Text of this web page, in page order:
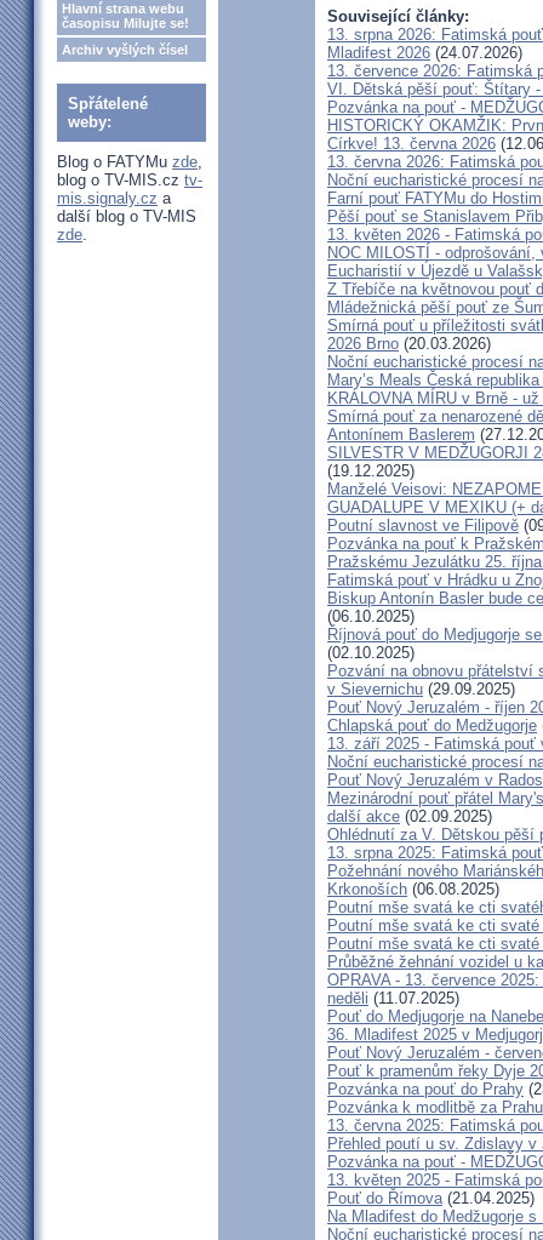
Hlavní strana webu
časopisu Milujte se!
Archiv vyšlých čísel
Spřátelené
weby:
Blog o FATYMu zde,
blog o TV-MIS.cz tv-
mis.signaly.cz a
další blog o TV-MIS
zde.
Související články:
13. srpna 2026: Fatimská
Mladifest 2026 (24.07.2026)
13. července 2026: Fatimská
VI. Dětská pěší pouť: Štítary
Pozvánka na pouť -
HISTORICKÝ OKAMŽIK:
Církve! 13. června 2026
13. června 2026: Fatimská
Noční eucharistické procesí
Farní pouť FATYMu do
Pěší pouť se Stanislavem
13. květen 2026 - Fatimská
NOC MILOSTÍ -
Eucharistií v Újezdě u
Z Třebíče na květnovou pouť
Mládežnická pěší pouť ze
Smírná pouť u příležitosti
2026 Brno (20.03.2026)
Noční eucharistické procesí
Mary’s Meals Česká
KRÁLOVNA MÍRU v Brně -
Smírná pouť za nenarozené
Antonínem Baslerem
SILVESTR V MEDŽUGORJI
(19.12.2025)
Manželé Veisovi:
GUADALUPE V MEXIKU (+
Poutní slavnost ve Filipově
Pozvánka na pouť k
Pražskému Jezulátku 25.
Fatimská pouť v Hrádku u
Biskup Antonín Basler bude
(06.10.2025)
Říjnová pouť do Medjugorje
(02.10.2025)
Pozvání na obnovu přátelství
v Sievernichu (29.09.2025)
Pouť Nový Jeruzalém - říjen
Chlapská pouť do Medžugorje
13. září 2025 - Fatimská pouť
Noční eucharistické procesí
Pouť Nový Jeruzalém v
Mezinárodní pouť přátel
další akce (02.09.2025)
Ohlédnutí za V. Dětskou pěší
13. srpna 2025: Fatimská
Požehnání nového
Krkonoších (06.08.2025)
Poutní mše svatá ke cti
Poutní mše svatá ke cti
Poutní mše svatá ke cti
Průběžné žehnání vozidel u
OPRAVA - 13. července
neděli (11.07.2025)
Pouť do Medjugorje na
36. Mladifest 2025 v
Pouť Nový Jeruzalém -
Pouť k pramenům řeky Dyje
Pozvánka na pouť do Prahy
Pozvánka k modlitbě za
13. června 2025: Fatimská
Přehled poutí u sv. Zdislavy
Pozvánka na pouť -
13. květen 2025 - Fatimská
Pouť do Římova(21.04.2025)
Na Mladifest do Medžugorje s
Noční eucharistické procesí